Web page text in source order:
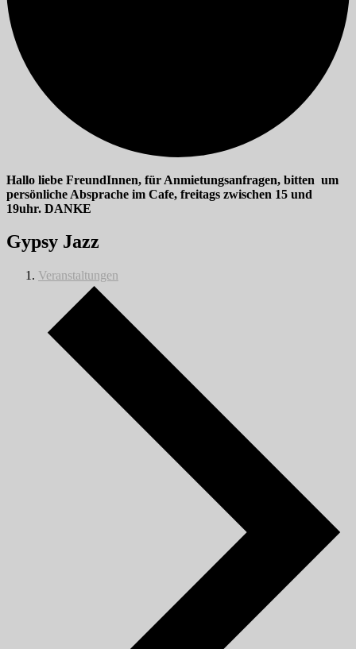
Hallo liebe FreundInnen, für Anmietungsanfragen, bitten um
persönliche Absprache im Cafe, freitags zwischen 15 und
19uhr. DANKE
Gypsy Jazz
Veranstaltungen